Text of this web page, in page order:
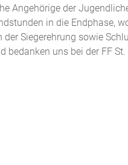
Angehörige der
in die Endphase,
Siegerehrung sowie
uns bei der FF